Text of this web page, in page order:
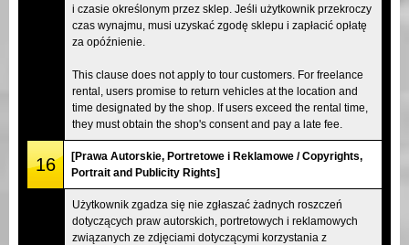
i czasie określonym przez sklep. Jeśli użytkownik przekroczy
czas wynajmu, musi uzyskać zgodę sklepu i zapłacić opłatę
za opóźnienie.
This clause does not apply to tour customers. For freelance
rental, users promise to return vehicles at the location and
time designated by the shop. If users exceed the rental time,
they must obtain the shop's consent and pay a late fee.
16
[Prawa Autorskie, Portretowe i Reklamowe / Copyrights,
Portrait and Publicity Rights]
Użytkownik zgadza się nie zgłaszać żadnych roszczeń
dotyczących praw autorskich, portretowych i reklamowych
związanych ze zdjęciami dotyczącymi korzystania z